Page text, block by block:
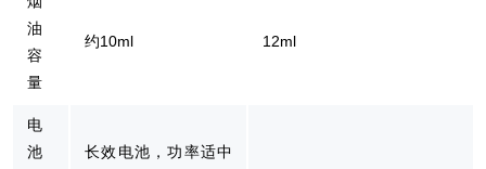
油
容
量
约10ml 12ml
电
池
长效电池，功率适中